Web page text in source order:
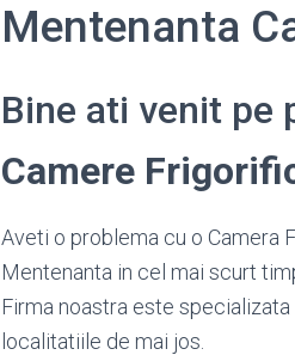
Mentenanta
Bine ati venit pe
Camere
Aveti o problema cu o Camera
Mentenanta in cel mai scurt
Firma noastra este
localitatiile de mai jos.